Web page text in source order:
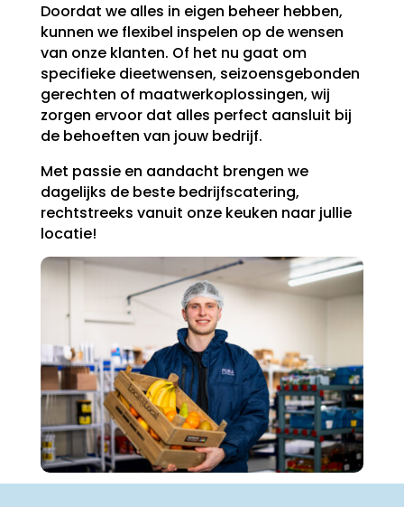
Doordat we alles in eigen beheer hebben,
kunnen we flexibel inspelen op de wensen
van onze klanten. Of het nu gaat om
specifieke dieetwensen, seizoensgebonden
gerechten of maatwerkoplossingen, wij
zorgen ervoor dat alles perfect aansluit bij
de behoeften van jouw bedrijf.
Met passie en aandacht brengen we
dagelijks de beste bedrijfscatering,
rechtstreeks vanuit onze keuken naar jullie
locatie!